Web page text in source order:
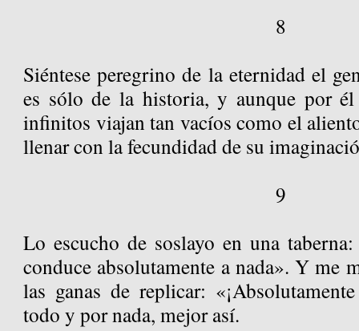
8
Siéntese peregrino de la eternidad el
es sólo de la historia, y aunque por
infinitos viajan tan vacíos como el
llenar con la fecundidad de su
9
Lo escucho de soslayo en una
conduce absolutamente a nada». Y me
las ganas de replicar:
todo y por nada, mejor así.